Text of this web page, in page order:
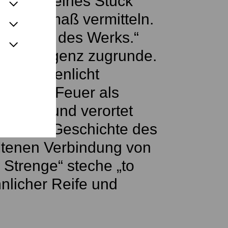
Ausmaß vermitteln.
des Werks.“
Intelligenz zugrunde.
Kerzenlicht
und Feuer als
und verortet
Geschichte des
Verbindung von
steche „to
Reife und